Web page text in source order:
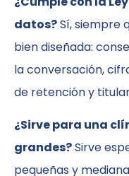
datos?Sí, siempre
bien diseñada:
la conversación,
de retención y
¿Sirve para una
grandes?Sirve
pequeñas y